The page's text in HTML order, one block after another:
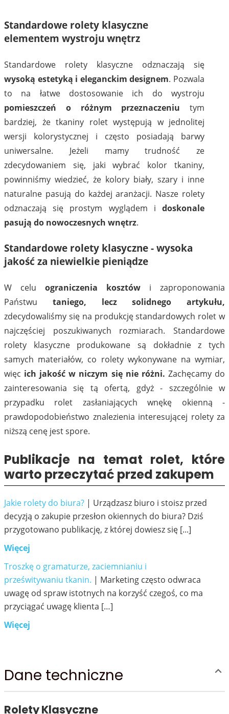
Standardowe rolety klasyczne
elementem wystroju wnętrz
Standardowe rolety klasyczne odznaczają się
wysoką estetyką i eleganckim designem. Pozwala
to na łatwe dostosowanie ich do wystroju
pomieszczeń o różnym przeznaczeniu tym
bardziej, że tkaniny rolet występują w jednolitej
wersji kolorystycznej i często posiadają barwy
uniwersalne. Jeżeli mamy trudność ze
zdecydowaniem się, jaki wybrać kolor tkaniny,
powinniśmy wiedzieć, że kolory biały, szary i inne
naturalne pasują do każdej aranżacji. Nasze rolety
odznaczają się prostym wyglądem i doskonale
pasują do nowoczesnych wnętrz.
Standardowe rolety klasyczne - wysoka
jakość za niewielkie pieniądze
W celu ograniczenia kosztów i zaproponowania
Państwu taniego, lecz solidnego artykułu,
zdecydowaliśmy się na produkcję standardowych rolet w
najczęściej poszukiwanych rozmiarach. Standardowe
rolety klasyczne produkowane są dokładnie z tych
samych materiałów, co rolety wykonywane na wymiar,
więc ich jakość w niczym się nie różni. Zachęcamy do
zainteresowania się tą ofertą, gdyż - szczególnie w
przypadku rolet zasłaniających wnękę okienną -
prawdopodobieństwo znalezienia interesującej rolety za
niższą cenę jest spore.
Publikacje na temat rolet, które
warto przeczytać przed zakupem
Troszkę o gramaturze, zaciemnianiu i
prześwitywaniu tkanin. | Marketing często odwraca
uwagę od spraw istotnych na korzyść czegoś, co ma
przyciągać uwagę klienta […]
Więcej
Jakie rolety do biura? | Urządzasz biuro i stoisz przed
decyzją o zakupie przesłon okiennych do biura? Dziś
przygotowano publikację, z której dowiesz się [...]
Więcej
Dane techniczne
Rolety Klasyczne